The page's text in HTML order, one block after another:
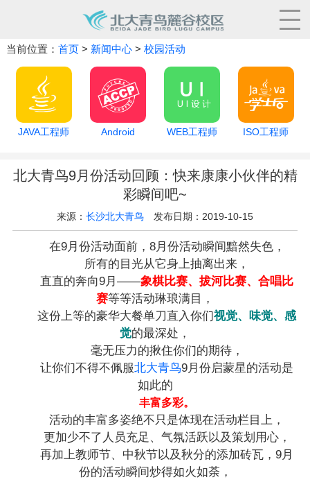
当前位置： 首页> 新闻中心> 校园活动
JAVA工程师 Android WEB工程师 ISO工程师
北大青鸟9月份活动回顾：快来康康小伙伴的精
彩瞬间吧~
来源： 长沙北大青鸟 发布日期：2019-10-15
在9月份活动面前，8月份活动瞬间黯然失色，
所有的目光从它身上抽离出来，
直直的奔向9月——象棋比赛、拔河比赛、合唱比
赛等等活动琳琅满目，
这份上等的豪华大餐单刀直入你们视觉、味觉、感
觉的最深处，
毫无压力的揪住你们的期待，
让你们不得不佩服北大青鸟9月份启蒙星的活动是
如此的
丰富多彩。
活动的丰富多姿绝不只是体现在活动栏目上，
更加少不了人员充足、气氛活跃以及策划用心，
再加上教师节、中秋节以及秋分的添加砖瓦，9月
份的活动瞬间炒得如火如荼，